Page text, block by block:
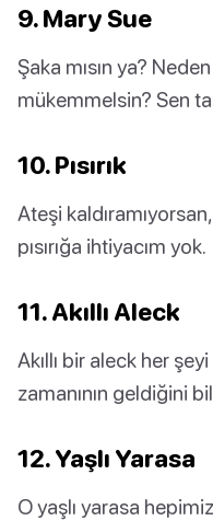
9. Mary Sue
Şaka mısın ya?
mükemmelsin? Sen
10. Pısırık
Ateşi
pısırığa ihtiyacım yok.
11. Akıllı Aleck
Akıllı bir aleck her
zamanının geldiğini
12. Yaşlı Yarasa
O yaşlı yarasa